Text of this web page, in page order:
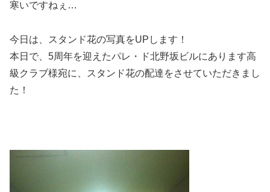
寒いですねぇ…
今日は、スタンド花の写真をUPします！
本日で、5周年を迎えたパレ・ド北野坂ビルにあります高
級クラブ様宛に、スタンド花の配達をさせていただきまし
た！